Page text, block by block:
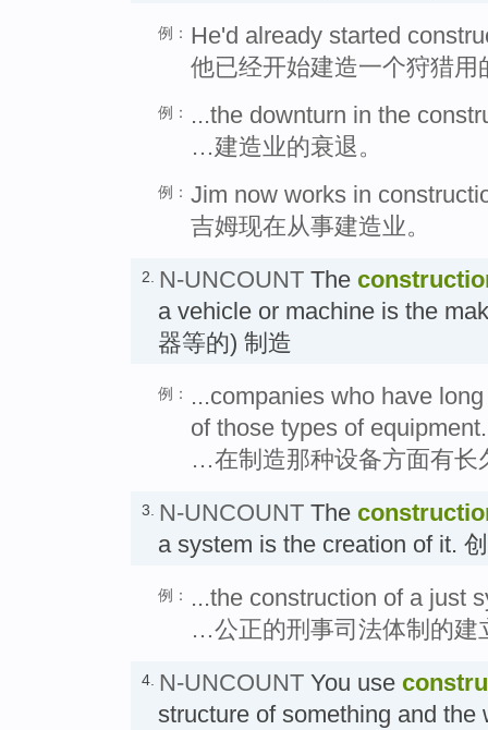
例： He'd already started
他已经开始建造一个狩猎用
例：
...the downturn in the
…建造业的衰退。
例： Jim now works in
吉姆现在从事建造业。
2. N-UNCOUNT The
a vehicle or machine is the
器等的) 制造
例：
...companies who have
of those types of equipment.
…在制造那种设备方面有长
3. N-UNCOUNT The
a system is the creation of it.
例：
...the construction of a just
…公正的刑事司法体制的建
4. N-UNCOUNT You use
structure of something and the